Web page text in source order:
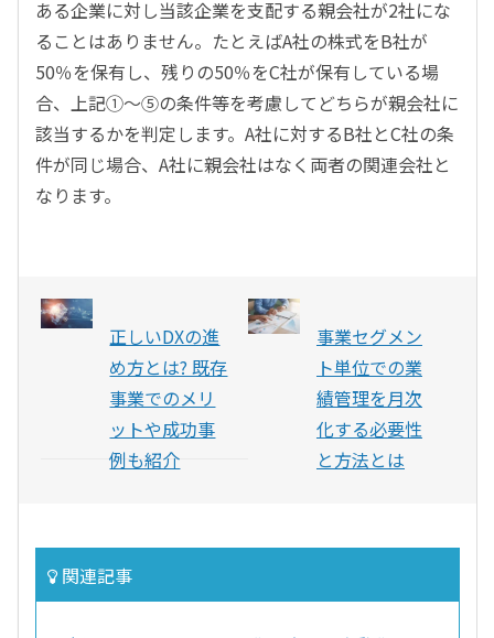
ある企業に対し当該企業を支配する親会社が2社にな
ることはありません。たとえばA社の株式をB社が
50％を保有し、残りの50％をC社が保有している場
合、上記①～⑤の条件等を考慮してどちらが親会社に
該当するかを判定します。A社に対するB社とC社の条
件が同じ場合、A社に親会社はなく両者の関連会社と
なります。
正しいDXの進
め方とは? 既存
事業でのメリ
ットや成功事
例も紹介
事業セグメン
ト単位での業
績管理を月次
化する必要性
と方法とは
関連記事